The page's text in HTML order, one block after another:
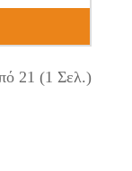
21 (1 Σελ.)